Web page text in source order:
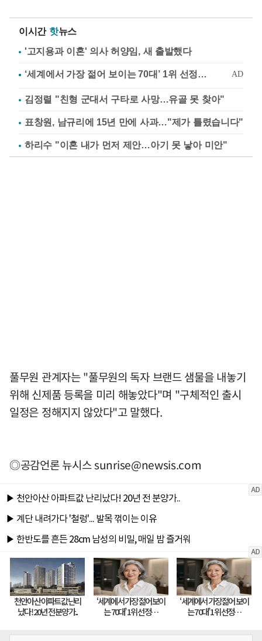
이시간 핫뉴스
'고지용과 이혼' 의사 허양임, 새 출발했다
김정렬 "친형 군대서 구타로 사망…유골 못 찾아"
표창원, 남규리에 15년 만에 사과…"제가 틀렸습니다"
하리수 "이혼 내가 먼저 제안…아기 못 낳아 미안"
풀무원 관계자는 "풀무원의 독자 브랜드 샘물을 내놓기
위해 신제품 등록을 미리 해놓았다"며 "구체적인 출시
일정은 정해지지 않았다"고 말했다.
◎공감언론 뉴시스sunrise@newsis.com